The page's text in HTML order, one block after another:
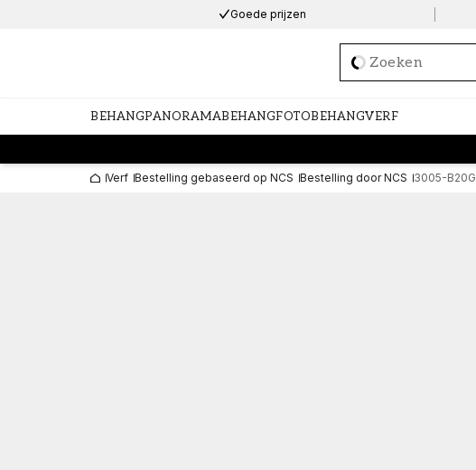
Goede prijzen
Loading…
BEHANGPANORAMABEHANGFOTOBEHANGVERF
Verf Bestelling gebaseerd op NCS Bestelling door NCS 3005-B20G